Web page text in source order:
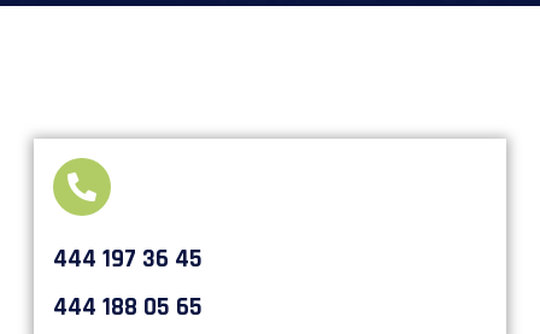
444 197 36 45
444 188 05 65